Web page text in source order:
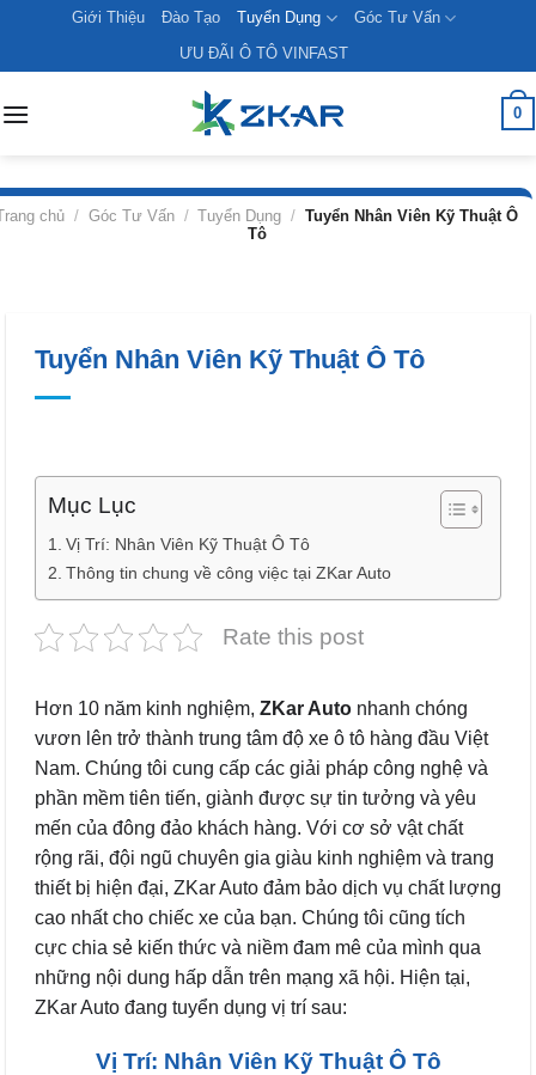
content
Giới Thiệu Đào Tạo Tuyển Dụng
Góc Tư Vấn
ƯU ĐÃI Ô TÔ VINFAST
0
chủ / Góc Tư Vấn / Tuyển Dụng / Tuyển Nhân Viên Kỹ Thuật Ô
Tô
Tuyển Nhân Viên Kỹ Thuật Ô Tô
Mục Lục
Vị Trí: Nhân Viên Kỹ Thuật Ô Tô
Thông tin chung về công việc tại ZKar Auto
Rate this post
Hơn 10 năm kinh nghiệm, ZKar Auto nhanh chóng
vươn lên trở thành trung tâm độ xe ô tô hàng đầu Việt
Nam. Chúng tôi cung cấp các giải pháp công nghệ và
phần mềm tiên tiến, giành được sự tin tưởng và yêu
mến của đông đảo khách hàng. Với cơ sở vật chất
rộng rãi, đội ngũ chuyên gia giàu kinh nghiệm và trang
thiết bị hiện đại, ZKar Auto đảm bảo dịch vụ chất lượng
cao nhất cho chiếc xe của bạn. Chúng tôi cũng tích
cực chia sẻ kiến thức và niềm đam mê của mình qua
những nội dung hấp dẫn trên mạng xã hội. Hiện tại,
ZKar Auto đang tuyển dụng vị trí sau:
Vị Trí: Nhân Viên Kỹ Thuật Ô Tô